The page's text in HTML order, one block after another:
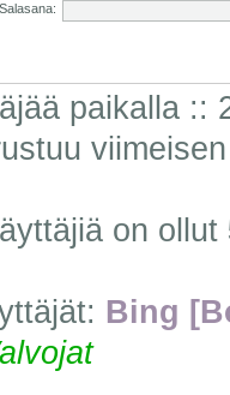
Salasana:
paikalla ::
on ollut
Bing